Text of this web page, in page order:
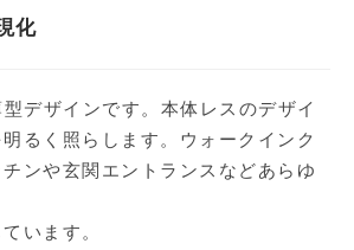
化
デザインです。本体レスのデザイ
るく照らします。ウォークインク
ンや玄関エントランスなどあらゆ
います。